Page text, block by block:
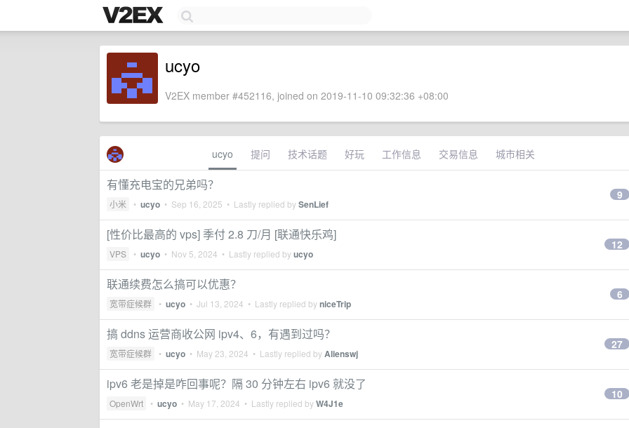
ucyo
V2EX member #452116, joined on 2019-11-10 09:32:36 +08:00
ucyo 提问 技术话题 好玩 工作信息 交易信息 城市相关
有懂充电宝的兄弟吗？
小米 • ucyo • Sep 16, 2025 • Lastly replied bySenLief
9
[性价比最高的 vps] 季付 2.8 刀/月 [联通快乐鸡]
VPS • ucyo • Nov 5, 2024 • Lastly replied byucyo
12
联通续费怎么搞可以优惠？
宽带症候群 • ucyo • Jul 13, 2024 • Lastly replied byniceTrip
6
搞 ddns 运营商收公网 ipv4、6，有遇到过吗？
宽带症候群 • ucyo • May 23, 2024 • Lastly replied byAlienswj
27
ipv6 老是掉是咋回事呢？隔 30 分钟左右 ipv6 就没了
OpenWrt • ucyo • May 17, 2024 • Lastly replied byW4J1e
10